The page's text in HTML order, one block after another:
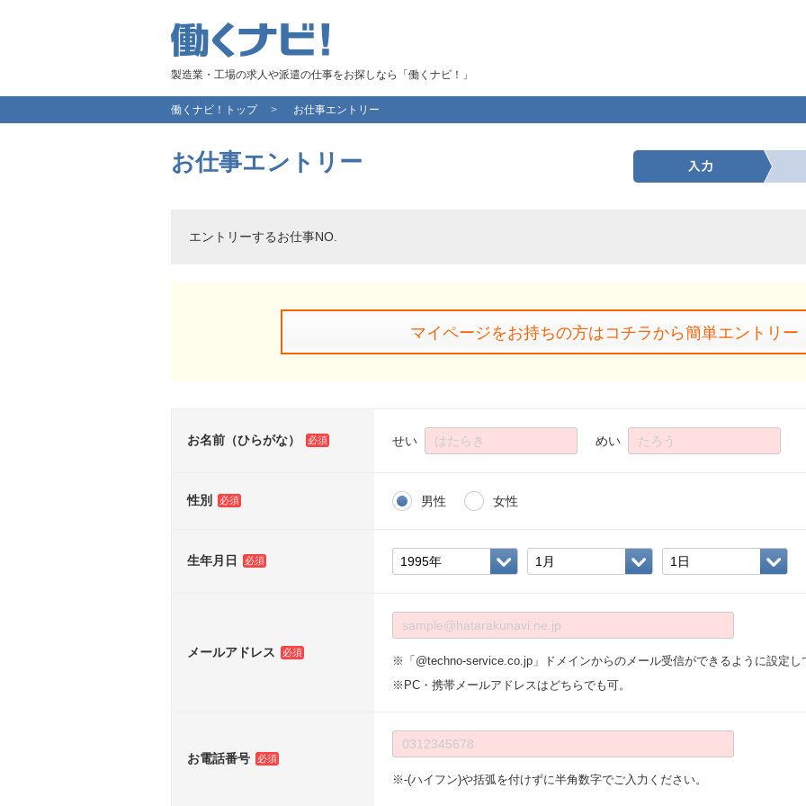
製造業・工場の求人や派遣の仕事をお探しなら「働くナビ！」
働くナビ！トップ お仕事エントリー
お仕事エントリー
エントリーするお仕事NO.
マイページをお持ちの方はコチラから簡単エントリー
お名前（ひらがな） せい めい
性別 男性 女性
生年月日
メールアドレス
※「@techno-service.co.jp」ドメインからのメール受信ができるように設定し
※PC・携帯メールアドレスはどちらでも可。
お電話番号
※-(ハイフン)や括弧を付けずに半角数字でご入力ください。